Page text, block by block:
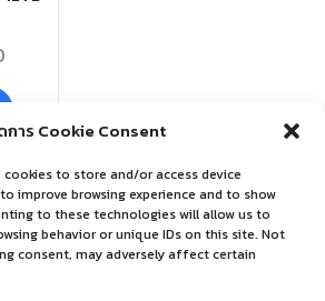
การ Cookie Consent
cookies to store and/or access device
improve browsing experience and to show
to these technologies will allow us to
behavior or unique IDs on this site. Not
consent, may adversely affect certain